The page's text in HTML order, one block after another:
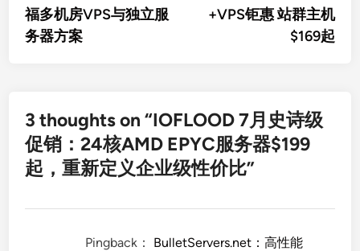
航
福多机房VPS与独立服
务器方案
+VPS钜惠 站群主机
$169起
3 thoughts on “IOFLOOD 7月史诗级
促销：24核AMD EPYC服务器$199
起，重新定义企业级性价比”
Pingback： BulletServers.net：高性能